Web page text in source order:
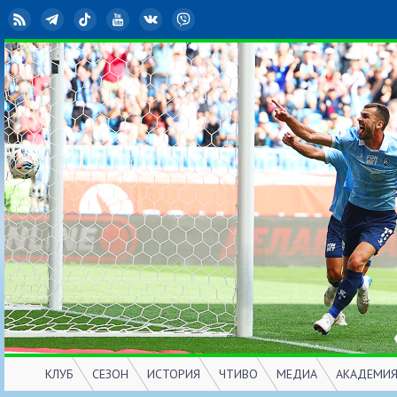
RSS TelegramTikTok YouTubeВКонтакте
КЛУБ
СЕЗОН
ИСТОРИЯ
ЧТИВО
МЕДИА
АКАДЕМИЯ